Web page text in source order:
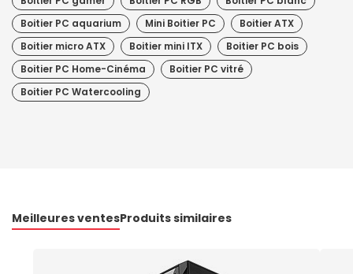
Boitier PC aquarium
Mini Boitier PC
Boitier ATX
Boitier micro ATX
Boitier mini ITX
Boitier PC bois
Boitier PC Home-Cinéma
Boitier PC vitré
Boitier PC Watercooling
Meilleures ventesProduits similaires